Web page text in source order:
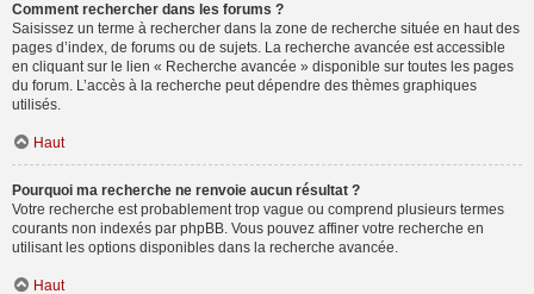
Comment rechercher dans les forums ?
Saisissez un terme à rechercher dans la zone de recherche située en haut des
pages d’index, de forums ou de sujets. La recherche avancée est accessible
en cliquant sur le lien « Recherche avancée » disponible sur toutes les pages
du forum. L’accès à la recherche peut dépendre des thèmes graphiques
utilisés.
Haut
Pourquoi ma recherche ne renvoie aucun résultat ?
Votre recherche est probablement trop vague ou comprend plusieurs termes
courants non indexés par phpBB. Vous pouvez affiner votre recherche en
utilisant les options disponibles dans la recherche avancée.
Haut